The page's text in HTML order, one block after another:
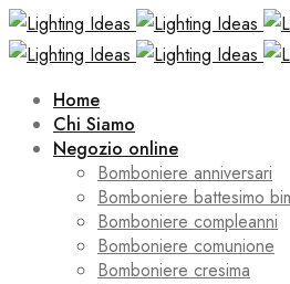
Home
Chi Siamo
Negozio online
Bomboniere anniversari
Bomboniere battesimo
Bomboniere compleanni
Bomboniere comunione
Bomboniere cresima